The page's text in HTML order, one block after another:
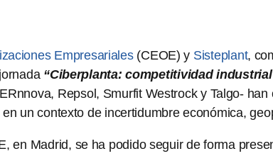
Empresariales(CEOE) y Sisteplant,
“Ciberplanta: competitividad
Repsol, Smurfit Westrock y Talgo-
un contexto de incertidumbre económica,
en Madrid, se ha podido seguir de forma